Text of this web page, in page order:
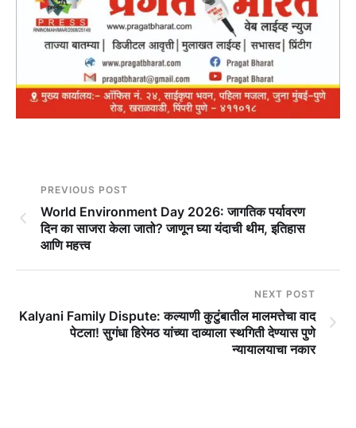
PREVIOUS POST
World Environment Day 2026: जागतिक पर्यावरण
दिन का साजरा केला जातो? जाणून घ्या यंदाची थीम, इतिहास
आणि महत्त्व
NEXT POST
Kalyani Family Dispute: कल्याणी कुटुंबातील मालमत्तेचा वाद
पेटला! सुगंधा हिरेमठ यांच्या दाव्याला स्थगिती देण्यास पुणे
न्यायालयाचा नकार